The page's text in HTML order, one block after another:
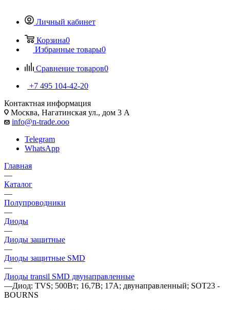
Личный кабинет
Корзина0
Избранные товары0
Сравнение товаров0
+7 495 104-42-20
Контактная информация
Москва, Нагатинская ул., дом 3 А
info@n-trade.ooo
Telegram
WhatsApp
Главная
—
Каталог
—
Полупроводники
—
Диоды
—
Диоды защитные
—
Диоды защитные SMD
—
Диоды transil SMD двунаправленные
—Диод: TVS; 500Вт; 16,7В; 17А; двунаправленный; SOT23 -
BOURNS